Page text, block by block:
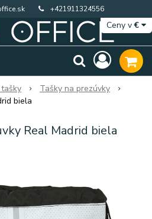
+421911324556
Ceny v€
Tašky na prezúvky
biela
Real Madrid biela